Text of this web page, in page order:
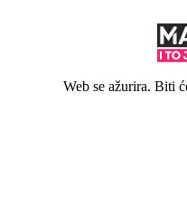
Web se ažurira. Biti